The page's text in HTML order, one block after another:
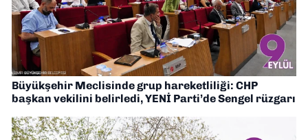
Büyükşehir Meclisinde grup hareketliliği: CHP
başkan vekilini belirledi, YENİ Parti’de Sengel rüzgarı